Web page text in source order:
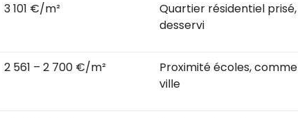
3 101 €/m²
Quartier résidentiel
desservi
2 561 – 2 700 €/m²
Proximité écoles,
ville